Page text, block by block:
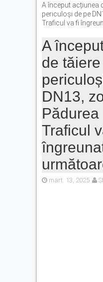
A început acțiunea
periculoși de pe
Traficul va fi
A
de
DN13,
Pădurea
Traficul
mart. 13, 2025